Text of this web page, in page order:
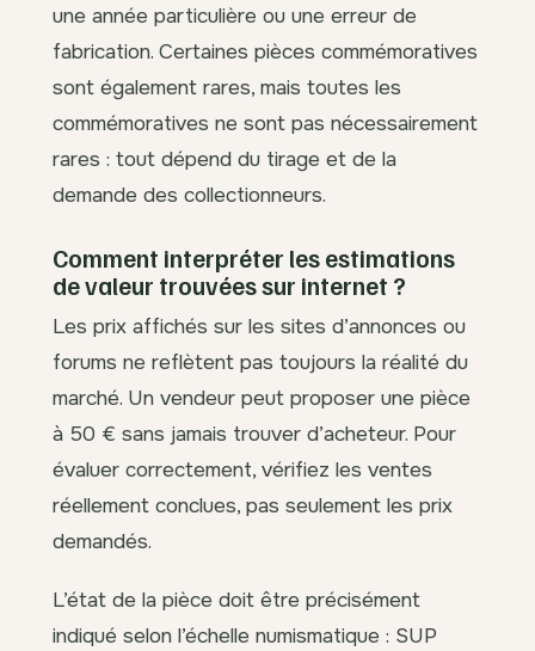
une année particulière ou une erreur de
fabrication. Certaines pièces commémoratives
sont également rares, mais toutes les
commémoratives ne sont pas nécessairement
rares : tout dépend du tirage et de la
demande des collectionneurs.
Comment interpréter les estimations
de valeur trouvées sur internet ?
Les prix affichés sur les sites d’annonces ou
forums ne reflètent pas toujours la réalité du
marché. Un vendeur peut proposer une pièce
à 50 € sans jamais trouver d’acheteur. Pour
évaluer correctement, vérifiez les ventes
réellement conclues, pas seulement les prix
demandés.
L’état de la pièce doit être précisément
indiqué selon l’échelle numismatique : SUP